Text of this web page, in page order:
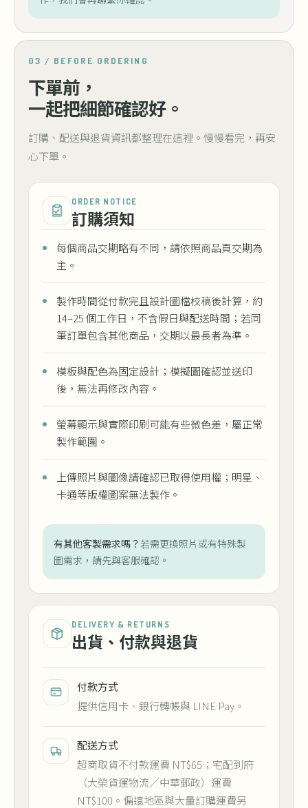
03 / BEFORE ORDERING
下單前，
一起把細節確認好。
訂購、配送與退貨資訊都整理在這裡。慢慢看完，再安
心下單。
ORDER NOTICE
訂購須知
每個商品交期略有不同，請依照商品頁交期為
主。
製作時間從付款完且設計圖檔校稿後計算，約
14–25 個工作日，不含假日與配送時間；若同
筆訂單包含其他商品，交期以最長者為準。
模板與配色為固定設計；模擬圖確認並送印
後，無法再修改內容。
螢幕顯示與實際印刷可能有些微色差，屬正常
製作範圍。
上傳照片與圖像請確認已取得使用權；明星、
卡通等版權圖案無法製作。
有其他客製需求嗎？ 若需更換照片或有特殊製
圖需求，請先與客服確認。
DELIVERY & RETURNS
出貨、付款與退貨
付款方式
提供信用卡、銀行轉帳與 LINE Pay。
配送方式
超商取貨不付款運費 NT$65；宅配到府
（大榮貨運物流／中華郵政）運費
NT$100。偏遠地區與大量訂購運費另